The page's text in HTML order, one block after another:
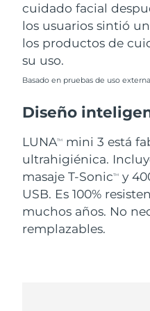
cuidado facial
los usuarios sintió
los productos de
su uso.
Basado en pruebas de uso
Diseño
LUNATM
mini 3 está
ultrahigiénica.
masaje T-SonicTM
y
USB. Es 100%
muchos años. No
remplazables.